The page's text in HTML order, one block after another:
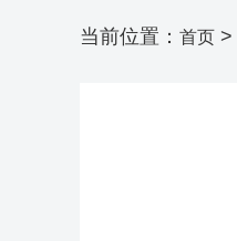
当前位置： 首页 >